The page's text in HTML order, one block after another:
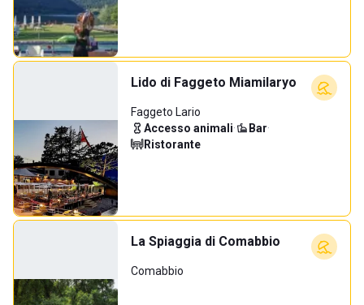
Lido di Faggeto Miamilaryo
Faggeto Lario
Accesso animali· Bar·
Ristorante
La Spiaggia di Comabbio
Comabbio